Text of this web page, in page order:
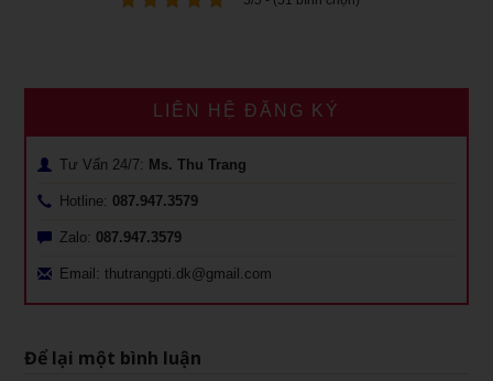
LIÊN HỆ ĐĂNG KÝ
Tư Vấn 24/7: Ms. Thu Trang
Hotline: 087.947.3579
Zalo: 087.947.3579
Email: thutrangpti.dk@gmail.com
Để lại một bình luận